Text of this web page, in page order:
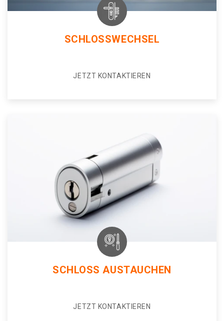
SCHLOSSWECHSEL
JETZT KONTAKTIEREN
SCHLOSS AUSTAUCHEN
JETZT KONTAKTIEREN